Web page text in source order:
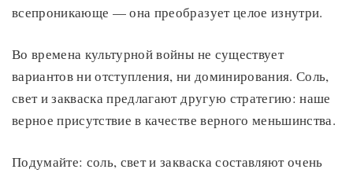
всепроникающе — она преобразует целое изнутри.
Во времена культурной войны не существует
вариантов ни отступления, ни доминирования. Соль,
свет и закваска предлагают другую стратегию: наше
верное присутствие в качестве верного меньшинства.
Подумайте: соль, свет и закваска составляют очень